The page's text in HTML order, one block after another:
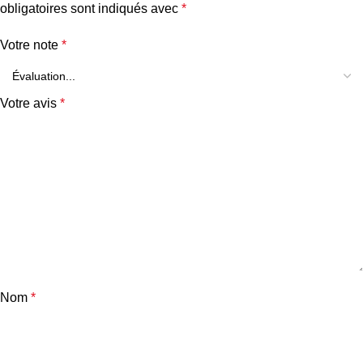
obligatoires sont indiqués avec *
Votre note *
Votre avis *
Nom *